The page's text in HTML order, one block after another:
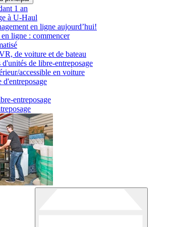
1 an
à U-Haul
en ligne aujourd’hui!
ligne : commencer
de voiture et de bateau
de libre-entreposage
accessible en voiture
d'entreposage
entreposage